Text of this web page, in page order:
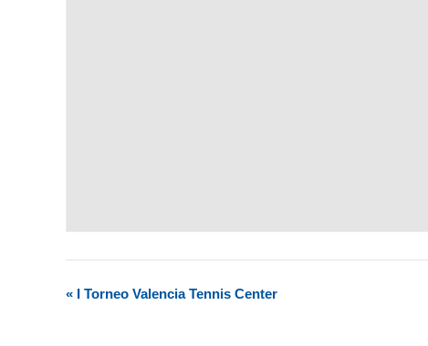
« I Torneo Valencia Tennis Center